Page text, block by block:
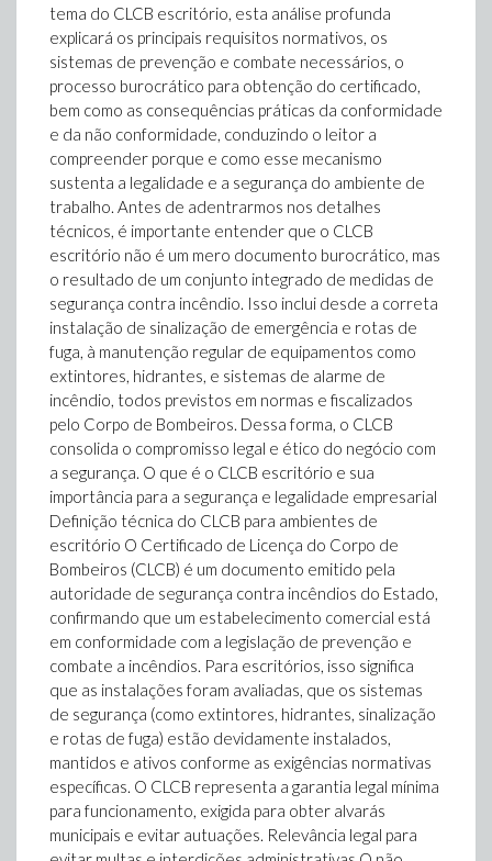
tema do CLCB escritório, esta análise profunda
explicará os principais requisitos normativos, os
sistemas de prevenção e combate necessários, o
processo burocrático para obtenção do certificado,
bem como as consequências práticas da conformidade
e da não conformidade, conduzindo o leitor a
compreender porque e como esse mecanismo
sustenta a legalidade e a segurança do ambiente de
trabalho. Antes de adentrarmos nos detalhes
técnicos, é importante entender que o CLCB
escritório não é um mero documento burocrático, mas
o resultado de um conjunto integrado de medidas de
segurança contra incêndio. Isso inclui desde a correta
instalação de sinalização de emergência e rotas de
fuga, à manutenção regular de equipamentos como
extintores, hidrantes, e sistemas de alarme de
incêndio, todos previstos em normas e fiscalizados
pelo Corpo de Bombeiros. Dessa forma, o CLCB
consolida o compromisso legal e ético do negócio com
a segurança. O que é o CLCB escritório e sua
importância para a segurança e legalidade empresarial
Definição técnica do CLCB para ambientes de
escritório O Certificado de Licença do Corpo de
Bombeiros (CLCB) é um documento emitido pela
autoridade de segurança contra incêndios do Estado,
confirmando que um estabelecimento comercial está
em conformidade com a legislação de prevenção e
combate a incêndios. Para escritórios, isso significa
que as instalações foram avaliadas, que os sistemas
de segurança (como extintores, hidrantes, sinalização
e rotas de fuga) estão devidamente instalados,
mantidos e ativos conforme as exigências normativas
específicas. O CLCB representa a garantia legal mínima
para funcionamento, exigida para obter alvarás
municipais e evitar autuações. Relevância legal para